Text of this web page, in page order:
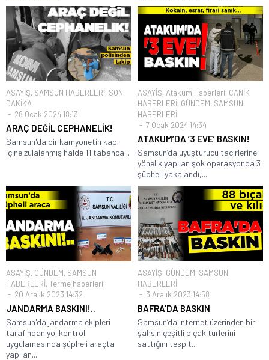
ASAYİŞ, SAMSUN HABERLERİ, SON
DAKİKA
28 Ocak 2024 18:13
ARAÇ DEĞİL CEPHANELİK!
Samsun'da bir kamyonetin kapı
içine zulalanmış halde 11 tabanca...
ASAYİŞ, Atakum Haberleri, CANİK
HABERLERİ, GÜNDEM, SAMSUN
HABERLERİ
7 Ocak 2024 14:34
ATAKUM’DA ‘3 EVE’ BASKIN!
Samsun’da uyuşturucu tacirlerine
yönelik yapılan şok operasyonda 3
şüpheli yakalandı,...
ASAYİŞ, GÜNDEM, SAMSUN
HABERLERİ, Terme haberleri
20 Aralık 2023 14:32
JANDARMA BASKINI!..
Samsun'da jandarma ekipleri
tarafından yol kontrol
uygulamasında şüpheli araçta
yapılan...
ASAYİŞ, GÜNDEM, SAMSUN
HABERLERİ
3 Aralık 2023 14:58
BAFRA’DA BASKIN
Samsun’da internet üzerinden bir
şahsın çeşitli bıçak türlerini
sattığını tespit...